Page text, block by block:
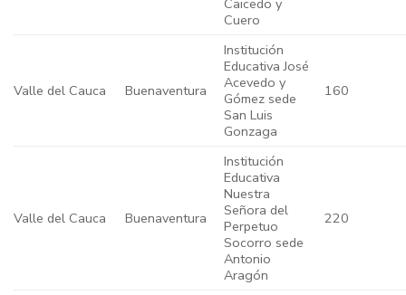
Caicedo y
Cuero
Valle del Cauca Buenaventura
Institución
Educativa José
Acevedo y
Gómez sede
San Luis
Gonzaga
160
Valle del Cauca Buenaventura
Institución
Educativa
Nuestra
Señora del
Perpetuo
Socorro sede
Antonio
Aragón
220